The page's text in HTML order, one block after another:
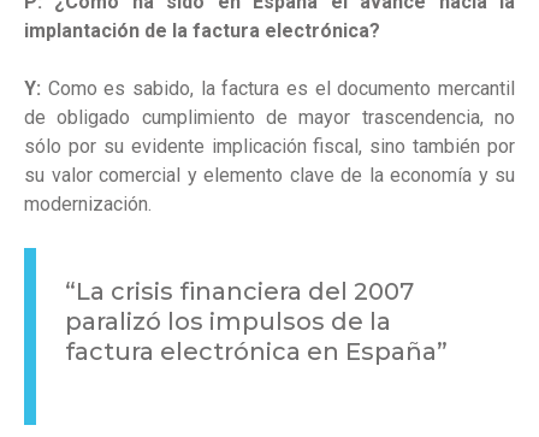
implantación de la factura electrónica?
Y: Como es sabido, la factura es el documento mercantil
de obligado cumplimiento de mayor trascendencia, no
sólo por su evidente implicación fiscal, sino también por
su valor comercial y elemento clave de la economía y su
modernización.
“La crisis financiera del 2007
paralizó los impulsos de la
factura electrónica en España”